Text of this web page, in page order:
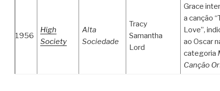
1956
High
Society
Alta
Sociedade
Tracy
Samantha
Lord
Grace
a canção
Love”,
ao Oscar
categoria
Canção